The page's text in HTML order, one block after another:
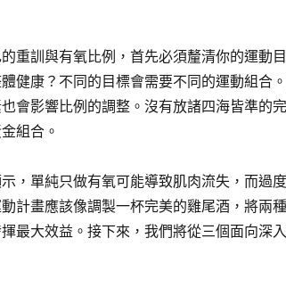
重訓與有氧比例，首先必須釐清你的運動
健康？不同的目標會需要不同的運動組合
會影響比例的調整。沒有放諸四海皆準的
組合。
，單純只做有氧可能導致肌肉流失，而過
計畫應該像調製一杯完美的雞尾酒，將兩
最大效益。接下來，我們將從三個面向深